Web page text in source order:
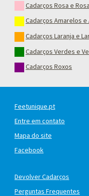
Cadarços Rosa e
Cadarços Amarelos e
Cadarços Laranja e
Cadarços Verdes e
Cadarços Roxos
Feetunique.pt
Entre em contato
Mapa do site
Facebook
Devolver Cadarços
Perguntas Frequentes